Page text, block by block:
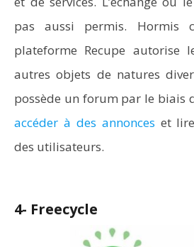
pas aussi permis. Hormis
plateforme Recupe autorise
autres objets de natures
possède un forum par le biais
accéder à des annonces et
des utilisateurs.
4- Freecycle